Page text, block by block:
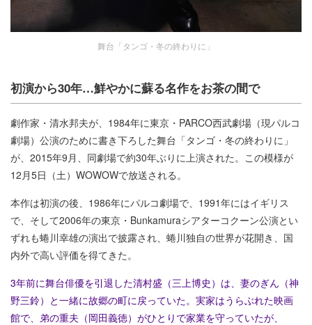
舞台「タンゴ・冬の終わりに」
初演から30年…鮮やかに蘇る名作をお茶の間で
劇作家・清水邦夫が、1984年に東京・PARCO西武劇場（現パルコ
劇場）公演のために書き下ろした舞台「タンゴ・冬の終わりに」
が、2015年9月、同劇場で約30年ぶりに上演された。この模様が
12月5日（土）WOWOWで放送される。
本作は初演の後、1986年にパルコ劇場で、1991年にはイギリス
で、そして2006年の東京・Bunkamuraシアターコクーン公演とい
ずれも蜷川幸雄の演出で披露され、蜷川独自の世界が花開き、国
内外で高い評価を得てきた。
3年前に舞台俳優を引退した清村盛（三上博史）は、妻のぎん（神
野三鈴）と一緒に故郷の町に戻っていた。実家はうらぶれた映画
館で、弟の重夫（岡田義徳）がひとりで家業を守っていたが、